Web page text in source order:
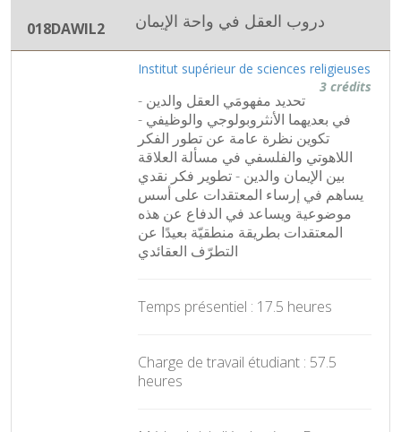
018DAWIL2 دروب العقل في واحة الإيمان
Institut supérieur de sciences religieuses
3 crédits
- تحديد مفهومَي العقل والدين
في بعديهما الأنثروبولوجي والوظيفي -
تكوين نظرة عامة عن تطور الفكر
اللاهوتي والفلسفي في مسألة العلاقة
بين الإيمان والدين - تطوير فكر نقدي
يساهم في إرساء المعتقدات على أسس
موضوعية ويساعد في الدفاع عن هذه
المعتقدات بطريقة منطقيّة بعيدًا عن
التطرّف العقائدي
Temps présentiel : 17.5 heures
Charge de travail étudiant : 57.5
heures